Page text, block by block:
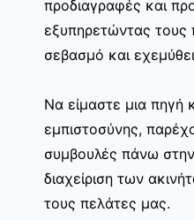
προδιαγραφές και
εξυπηρετώντας τους
σεβασμό και
Να είμαστε μια πηγή
εμπιστοσύνης,
συμβουλές πάνω
διαχείριση των
τους πελάτες μας.